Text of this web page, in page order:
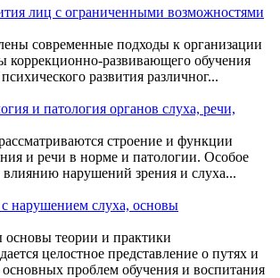
лиц с ограниченными возможностями
современные подходы к организации
коррекционно-развивающего обучения
развития различног...
и патология органов слуха, речи,
строение и функции
и речи в норме и патологии. Особое
нарушений зрения и слуха...
нарушением слуха, основы
основы теории и практики
целостное представление о путях и
проблем обучения и воспитания